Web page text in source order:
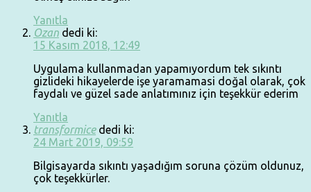
Yanıtla
Ozan dedi ki:
15 Kasım 2018, 12:49
Uygulama kullanmadan yapamıyordum tek sıkıntı
gizlideki hikayelerde işe yaramamasi doğal olarak, çok
faydalı ve güzel sade anlatımınız için teşekkür ederim
Yanıtla
transformice dedi ki:
24 Mart 2019, 09:59
Bilgisayarda sıkıntı yaşadığım soruna çözüm oldunuz,
çok teşekkürler.